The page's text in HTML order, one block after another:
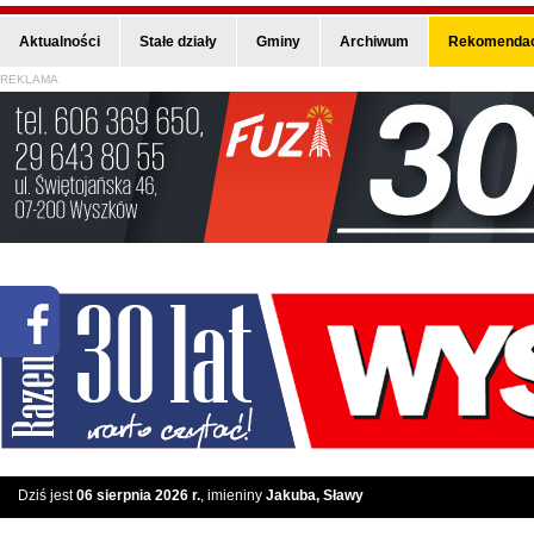
Aktualności Stałe działy Gminy Archiwum
REKLAMA
Dziś jest06 sierpnia 2026 r., imieniny Jakuba, Sławy